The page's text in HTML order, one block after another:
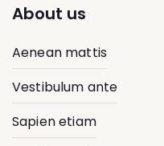
About us
Aenean mattis
Vestibulum ante
Sapien etiam